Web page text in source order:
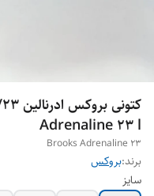
Adrenaline 23 l
Brooks Adrenaline 23
برند:بروکس
سایز